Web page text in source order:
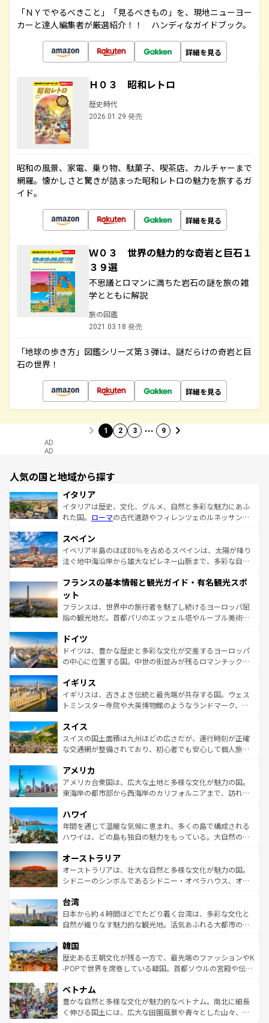
「ＮＹでやるべきこと」「見るべきもの」を、現地ニューヨー
カーと達人編集者が厳選紹介！！ ハンディなガイドブック。
詳細を見る
Ｈ０３ 昭和レトロ
歴史時代
2026.01.29 発売
昭和の風景、家電、乗り物、駄菓子、喫茶店、カルチャーまで
網羅。懐かしさと驚きが詰まった昭和レトロの魅力を旅するガ
イド。
詳細を見る
Ｗ０３ 世界の魅力的な奇岩と巨石１
３９選
不思議とロマンに満ちた岩石の謎を旅の雑
学とともに解説
旅の図鑑
2021.03.18 発売
「地球の歩き方」図鑑シリーズ第３弾は、謎だらけの奇岩と巨
石の世界！
詳細を見る
1 2 3 … 9
AD
AD
人気の国と地域から探す
イタリア
イタリアは歴史、文化、グルメ、自然と多彩な魅力にあふ
れた国。 ローマの古代遺跡やフィレンツェのルネッサンス
ろん、トスカーナの美しい田園風景やアマルフィ海岸の絶
景など、自然景観も見逃せない。観光の合間には、本場の
ピザやパスタなど、絶品のイタリア料理を堪能することも
ませてくれるイタリアで、忘れられない旅をしてみよう！
なお、新着のイタリア情報は
しい。
スペイン
イベリア半島のほぼ80％を占めるスペインは、太陽が降り
注ぐ地中海沿岸から雄大なピレネー山脈まで、多彩な自然
文化が根付くこの国では、情熱的なフラメンコ、熱気あふ
れる闘牛、そして美味しいタパスが生活の一部となってい
る。首都マドリードの洗練された雰囲気や、バルセロナの
アートに溢れた街角から、地方では古代ローマ遺跡や中世
せる。地方によって風土や気候が異なるスペインはその個
性で訪れる人を魅了する。 なお、新着のスペイン情報は コ
ンテンツ一覧を参照してほしい。
フランスの基本情報と観光ガイド・有名観光スポ
ット
フランスは、世界中の旅行者を魅了し続けるヨーロッパ屈
指の観光地だ。首都パリのエッフェル塔やルーブル美術館
で、幅広い魅力が詰まっている。華麗な宮殿、歴史的な大
聖堂、美しいビーチ、そして豊かな自然が、訪れる者を心
から魅了する。また、フランスは美食の国としても知ら
いる。シャンパンの発祥地であるランス、プロヴァンスの
香り高いラベンダー畑など、多彩な楽しみ方が可能だ。さ
らに、パリ以外の地域にも魅力が溢れており、どの街角に
れる地方に足を運ぶとそれぞれで全く異なる文化を体験で
きるだろう。 なお、新着のフランス情報はコンテンツ一覧
を参照してほしい。
ドイツ
ドイツは、豊かな歴史と多彩な文化が交差するヨーロッパ
の中心に位置する国。中世の街並みが残るロマンチック街
顔を持つこの国は、どこを歩いても飽きることがない。ベ
ルリンの文化的活気、バイエルン州のアルプスの絶景、そ
してライン川沿いのワイン畑といった風景は必見。ビール
は、お酒好きな人にはぜひ体験してほしい。 なお、新着の
ドイツ情報はコンテンツ一覧を参照してほしい。
イギリス
イギリスは、古きよき伝統と最先端が共存する国。ウェス
トミンスター寺院や大英博物館のようなランドマーク、歴
リアごとに異なる魅力がある。また、優雅なアフタヌーン
ティー、ビール好きにはたまらない英国パブ、サッカー観
戦など、本場だからこそできる体験も豊富。イギリスを旅
ンツ一覧を参照してほしい。
スイス
スイスの国土面積は九州ほどの広さだが、運行時刻が正確
な交通網が整備されており、初心者でも安心して個人旅行
の建物がそのまま残る町や、スイスならではのユニークな
博物館もあり、アルプス観光だけでなく町歩きも満喫する
ことができる。国民の所得が高いため物価も高いが、旅行
ば市内交通費無料で観光を楽しむこともできる。 なお、新
着のスイス情報はコンテンツ一覧 を参照してほしい。
アメリカ
アメリカ合衆国は、広大な土地と多様な文化が魅力の国。
東海岸の都市部から西海岸のカリフォルニアまで、訪れる
のような巨大都市は、観光、ショッピング、エンターテイ
ンメントが詰まった刺激的なスポットだ。一方、アメリカ
西部には大自然が広がり、グランドキャニオンやイエロー
部のニューオーリンズでは、音楽と美食が融合した独特の
文化が魅力。旅行者はアメリカの各地域で異なる魅力を楽
しみながら、その多様性と豊かな歴史を感じることができ
ならではの贅沢な旅のスタイルだ。 なお、新着のアメリカ
情報はコンテンツ一覧を参照してほしい。
ハワイ
年間を通じて温暖な気候に恵まれ、多くの島で構成される
ハワイは、どの島も独自の魅力をもっている。大自然の神
ワイ島は見逃せない。また、定番の観光地といえばオアフ
島だが、静かな自然を求めるならマウイ島やカウアイ島が
おすすめ。エメラルドグリーンに輝く海をはじめ、豊かな
れるおもてなしの心で訪れる人々を迎えてくれるハワイの
人々、おいしいローカルフードやハワイアンミュージッ
ク、伝統的なフラダンスなど、すべてがハワイの魅力を彩
ワイを、存分に味わってほしい。 なお、新着のハワイ情報
はコンテンツ一覧を参照してほしい。
オーストラリア
オーストラリアは、壮大な自然と多様な文化が魅力の国。
シドニーのシンボルであるシドニー・オペラハウス、オー
リアリーフや大陸中央部にそびえるウルル（エアーズロッ
ク）、タスマニアの美しい原生林やケアンズの熱帯雨林な
ど、見どころがたくさん。また、カフェやワイン、オージ
いる。アクティビティも充実しており、サーフィンやダイ
ビング、ハイキングなど、アウトドア好きにはたまらな
い。オーストラリアの多彩な魅力を存分に味わいつくそ
参照してほしい。
台湾
日本から約４時間ほどでたどり着く台湾は、多彩な文化と
自然が織りなす魅力的な観光地。活気あふれる大都市の台
ン）、静ひつな山岳地帯である台湾東部など、都市の喧騒
と山間の静けさが共存しており、訪れる人に新しい発見と
驚きをもたらしてくれる。また、奥深い台湾の食文化も魅
容にもいいと評判のスイーツなど、バラエティ豊かな料理
が味わえる。 なお、新着の台湾情報は コンテンツ一覧を参
照してほしい。
韓国
歴史ある王朝文化が残る一方で、最先端のファッションやK
-POPで世界を席巻している韓国。首都ソウルの宮殿や伝統
き、地方に足を延ばせば四季折々の自然美を楽しむことが
できる。そして、キムチや焼肉、絶品のストリートフード
まで、さまざまな韓国料理が待っている。夜には、韓国な
ベトナム
豊かな自然と多様な文化が魅力的なベトナム。南北に細長
く伸びる国土には、広大な田園風景や青々とした山々、世